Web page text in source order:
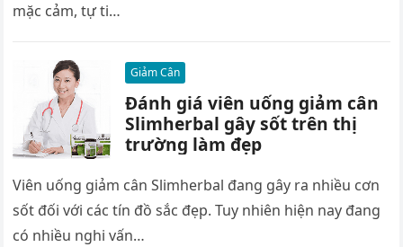
mặc cảm, tự ti…
Giảm Cân
Đánh giá viên uống giảm cân
Slimherbal gây sốt trên thị
trường làm đẹp
Viên uống giảm cân Slimherbal đang gây ra nhiều cơn
sốt đối với các tín đồ sắc đẹp. Tuy nhiên hiện nay đang
có nhiều nghi vấn…